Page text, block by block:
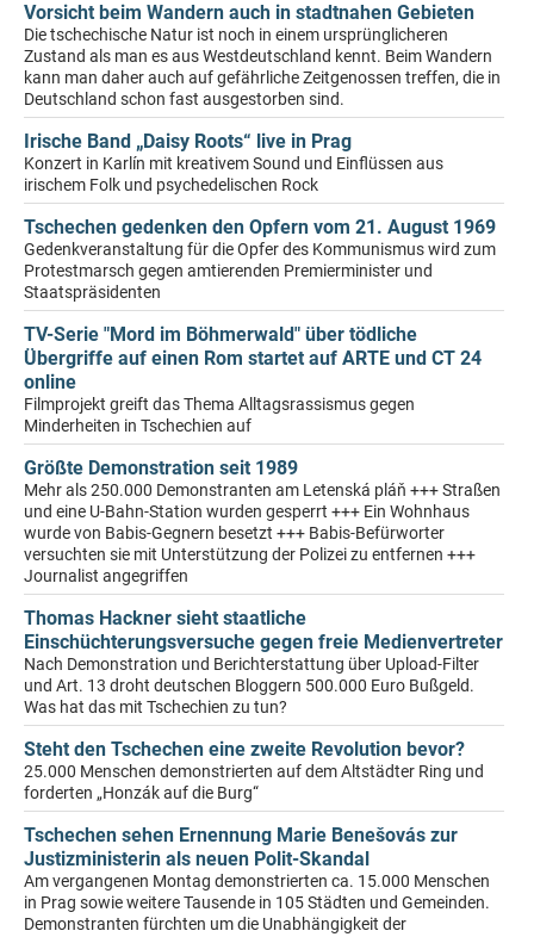
Vorsicht beim Wandern auch in stadtnahen Gebieten
Die tschechische Natur ist noch in einem ursprünglicheren
Zustand als man es aus Westdeutschland kennt. Beim Wandern
kann man daher auch auf gefährliche Zeitgenossen treffen, die in
Deutschland schon fast ausgestorben sind.
Irische Band „Daisy Roots“ live in Prag
Konzert in Karlín mit kreativem Sound und Einflüssen aus
irischem Folk und psychedelischen Rock
Tschechen gedenken den Opfern vom 21. August 1969
Gedenkveranstaltung für die Opfer des Kommunismus wird zum
Protestmarsch gegen amtierenden Premierminister und
Staatspräsidenten
TV-Serie "Mord im Böhmerwald" über tödliche
Übergriffe auf einen Rom startet auf ARTE und CT 24
online
Filmprojekt greift das Thema Alltagsrassismus gegen
Minderheiten in Tschechien auf
Größte Demonstration seit 1989
Mehr als 250.000 Demonstranten am Letenská pláň +++ Straßen
und eine U-Bahn-Station wurden gesperrt +++ Ein Wohnhaus
wurde von Babis-Gegnern besetzt +++ Babis-Befürworter
versuchten sie mit Unterstützung der Polizei zu entfernen +++
Journalist angegriffen
Thomas Hackner sieht staatliche
Einschüchterungsversuche gegen freie Medienvertreter
Nach Demonstration und Berichterstattung über Upload-Filter
und Art. 13 droht deutschen Bloggern 500.000 Euro Bußgeld.
Was hat das mit Tschechien zu tun?
Steht den Tschechen eine zweite Revolution bevor?
25.000 Menschen demonstrierten auf dem Altstädter Ring und
forderten „Honzák auf die Burg“
Tschechen sehen Ernennung Marie Benešovás zur
Justizministerin als neuen Polit-Skandal
Am vergangenen Montag demonstrierten ca. 15.000 Menschen
in Prag sowie weitere Tausende in 105 Städten und Gemeinden.
Demonstranten fürchten um die Unabhängigkeit der